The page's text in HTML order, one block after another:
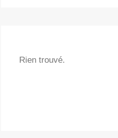
Rien trouvé.